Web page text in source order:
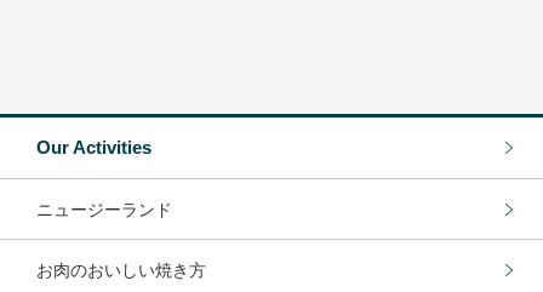
Our Activities
ニュージーランド
お肉のおいしい焼き方